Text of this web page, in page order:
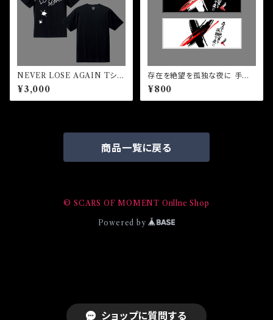
ショップに質問する
NEVER LOSE AGAIN Tシャ
ツ
¥3,000
存在を絶望を孤独な夜に 手ぬぐ
い
¥800
商品一覧に戻る
© SCARS OF MOMENT Onllne Shop
Powered by